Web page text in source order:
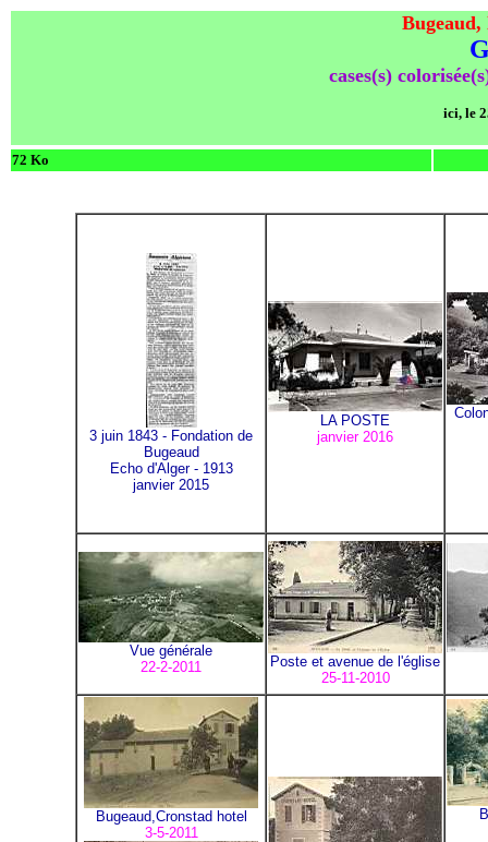
Bugeaud,
cases(s)
ici, le
72 Ko
3 juin 1843 - Fondation de
Bugeaud
Echo d'Alger - 1913
janvier 2015
LA POSTE
janvier 2016
Vue générale
22-2-2011
Poste et avenue de l'église
25-11-2010
Bugeaud,Cronstad hotel
3-5-2011